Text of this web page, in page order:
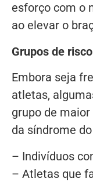
esforço com o
ao elevar o
Grupos de risco
Embora seja
atletas,
grupo de
da síndrome
– Indivíduos
– Atletas que